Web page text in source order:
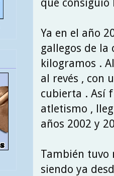
que consiguió
Ya en el año
gallegos de la
kilogramos .
al revés , con
cubierta . Así
atletismo ,
años 2002 y
También tuvo
siendo ya